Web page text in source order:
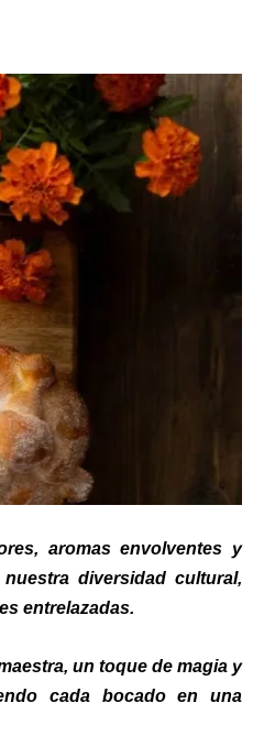
aromas envolventes y
diversidad cultural,
entrelazadas.
un toque de magia y
cada bocado en una